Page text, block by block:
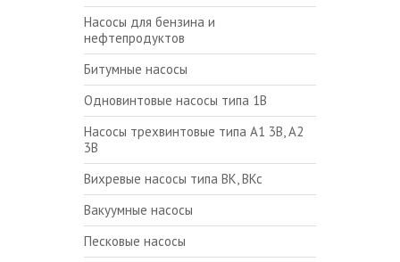
Насосы для бензина и
нефтепродуктов
Битумные насосы
Одновинтовые насосы типа 1В
Насосы трехвинтовые типа А1 3В, А2
3В
Вихревые насосы типа ВК, ВКс
Вакуумные насосы
Песковые насосы